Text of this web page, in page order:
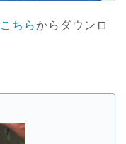
こちらからダウンロ